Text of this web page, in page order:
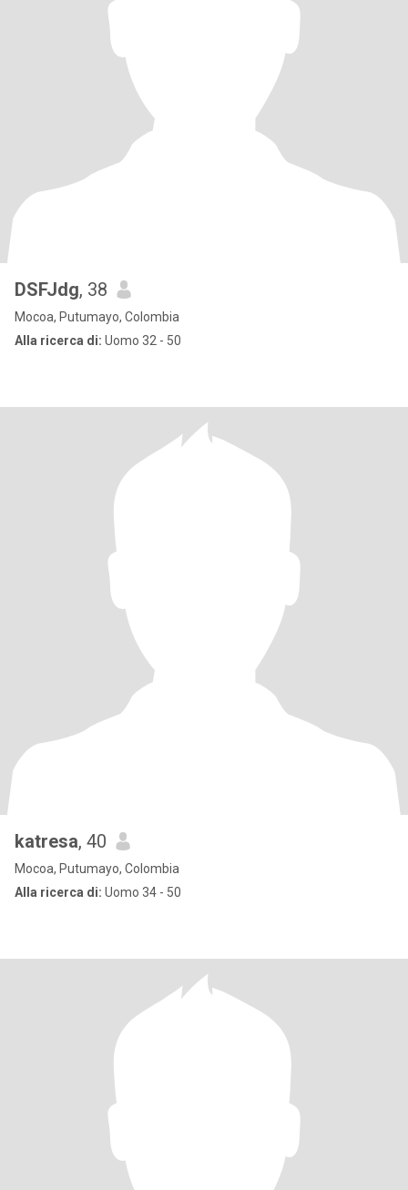
DSFJdg, 38
Mocoa, Putumayo, Colombia
Alla ricerca di: Uomo 32 - 50
katresa, 40
Mocoa, Putumayo, Colombia
Alla ricerca di: Uomo 34 - 50